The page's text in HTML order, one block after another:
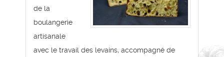
de la
boulangerie
artisanale
avec le travail des levains, accompagné de